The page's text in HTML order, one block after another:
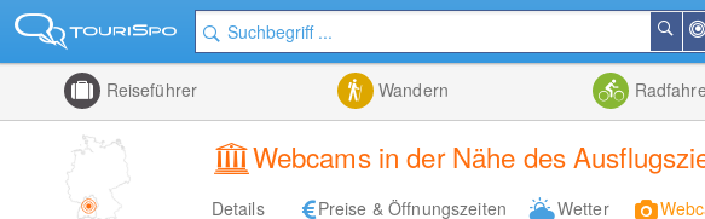
Reiseführer Wandern
Webcams in der Nähe des
Details Preise & Öffnungszeiten Wetter